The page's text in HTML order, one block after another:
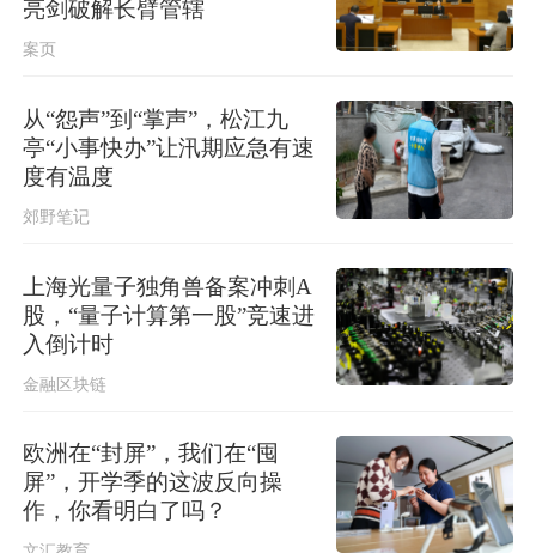
稳现实威胁，必须高度警惕
亮剑破解长臂管辖
案页
从“怨声”到“掌声”，松江九
亭“小事快办”让汛期应急有速
度有温度
郊野笔记
上海光量子独角兽备案冲刺A
股，“量子计算第一股”竞速进
入倒计时
金融区块链
欧洲在“封屏”，我们在“囤
屏”，开学季的这波反向操
作，你看明白了吗？